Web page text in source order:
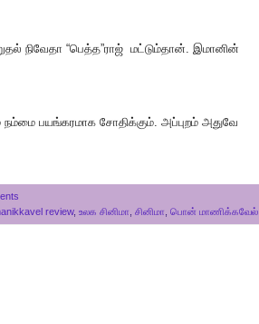
நிவேதா “பெத்த”ராஜ் மட்டும்தான். இமானின்
பயங்கரமாக சோதிக்கும். அப்புறம் அதுவே
review, உலக சினிமா சினிமா பொன் மாணிக்கவேல்